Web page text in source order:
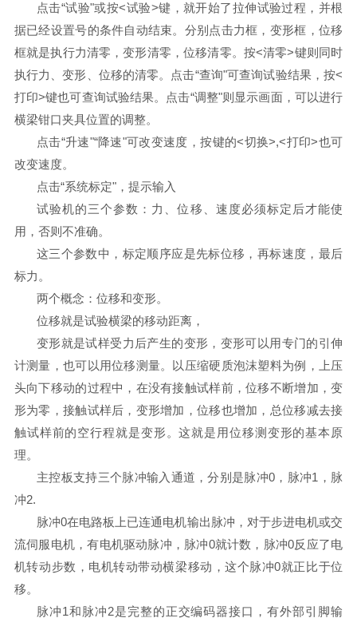
点击“试验"或按<试验>键，就开始了拉伸试验过程，并根
据已经设置号的条件自动结束。分别点击力框，变形框，位移
框就是执行力清零，变形清零，位移清零。按<清零>键则同时
执行力、变形、位移的清零。点击“查询"可查询试验结果，按<
打印>键也可查询试验结果。点击“调整"则显示画面，可以进行
横梁钳口夹具位置的调整。
点击“升速"“降速"可改变速度，按键的<切换>,<打印>也可
改变速度。
点击“系统标定"，提示输入
试验机的三个参数：力、位移、速度必须标定后才能使
用，否则不准确。
这三个参数中，标定顺序应是先标位移，再标速度，最后
标力。
两个概念：位移和变形。
位移就是试验横梁的移动距离，
变形就是试样受力后产生的变形，变形可以用专门的引伸
计测量，也可以用位移测量。以压缩硬质泡沫塑料为例，上压
头向下移动的过程中，在没有接触试样前，位移不断增加，变
形为零，接触试样后，变形增加，位移也增加，总位移减去接
触试样前的空行程就是变形。这就是用位移测变形的基本原
理。
主控板支持三个脉冲输入通道，分别是脉冲0，脉冲1，脉
冲2.
脉冲0在电路板上已连通电机输出脉冲，对于步进电机或交
流伺服电机，有电机驱动脉冲，脉冲0就计数，脉冲0反应了电
机转动步数，电机转动带动横梁移动，这个脉冲0就正比于位
移。
脉冲1和脉冲2是完整的正交编码器接口，有外部引脚输